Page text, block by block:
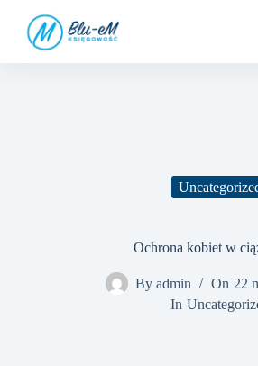
Ochrona kobiet w
By admin On 22
In